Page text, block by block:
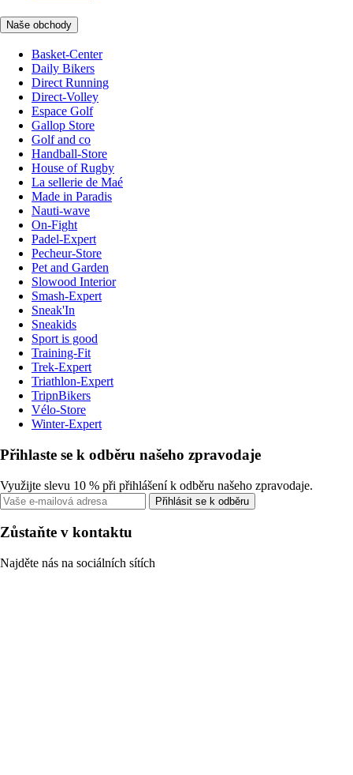
Naše obchody
Basket-Center
Daily Bikers
Direct Running
Direct-Volley
Espace Golf
Gallop Store
Golf and co
Handball-Store
House of Rugby
La sellerie de Maé
Made in Paradis
Nauti-wave
On-Fight
Padel-Expert
Pecheur-Store
Pet and Garden
Slowood Interior
Smash-Expert
Sneak'In
Sneakids
Sport is good
Training-Fit
Trek-Expert
Triathlon-Expert
TripnBikers
Vélo-Store
Winter-Expert
Přihlaste se k odběru našeho zpravodaje
Využijte slevu 10 % při přihlášení k odběru našeho zpravodaje.
Přihlásit se k odběru
Zůstaňte v kontaktu
Najděte nás na sociálních sítích